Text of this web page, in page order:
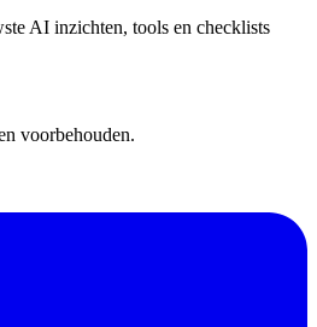
AI inzichten, tools en checklists
voorbehouden.